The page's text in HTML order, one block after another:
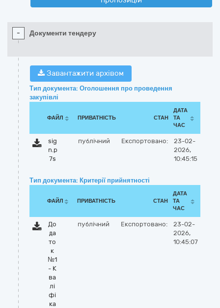
- Документи тендеру
Завантажити архівом
Тип документа: Оголошення про проведення
закупівлі
ФАЙЛ ПРИВАТНІСТЬ СТАН
ДАТА
ТА
ЧАС
sig
n.p
7s
публічний Експортовано:
23-02-
2026,
10:45:15
Тип документа: Критерії прийнятності
ФАЙЛ ПРИВАТНІСТЬ СТАН
ДАТА
ТА
ЧАС
До
да
то
к
№1
- К
ва
лі
фі
ка
публічний Експортовано:
23-02-
2026,
10:45:07